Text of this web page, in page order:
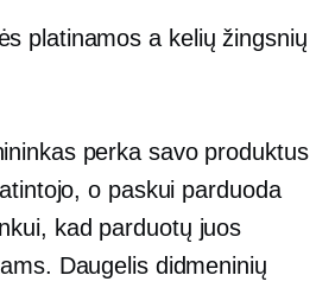
platinamos a kelių žingsnių
perka savo produktus
o paskui parduoda
kad parduotų juos
Daugelis didmeninių